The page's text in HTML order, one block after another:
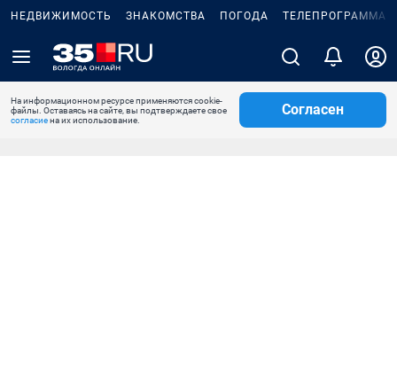
НЕДВИЖИМОСТЬ ЗНАКОМСТВА ПОГОДА ТЕЛЕПРОГРАММА
На информационном ресурсе применяются cookie-
файлы. Оставаясь на сайте, вы подтверждаете свое
согласиена их использование.
Согласен